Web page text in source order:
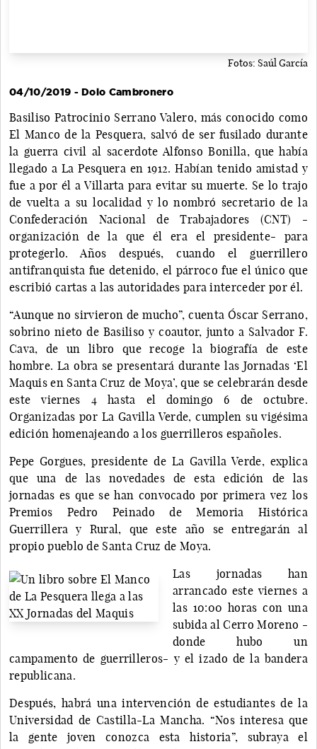
Fotos: Saúl García
04/10/2019 - Dolo Cambronero
Basiliso Patrocinio Serrano Valero, más conocido como
El Manco de la Pesquera, salvó de ser fusilado durante
la guerra civil al sacerdote Alfonso Bonilla, que había
llegado a La Pesquera en 1912. Habían tenido amistad y
fue a por él a Villarta para evitar su muerte. Se lo trajo
de vuelta a su localidad y lo nombró secretario de la
Confederación Nacional de Trabajadores (CNT) -
organización de la que él era el presidente- para
protegerlo. Años después, cuando el guerrillero
antifranquista fue detenido, el párroco fue el único que
escribió cartas a las autoridades para interceder por él.
“Aunque no sirvieron de mucho”, cuenta Óscar Serrano,
sobrino nieto de Basiliso y coautor, junto a Salvador F.
Cava, de un libro que recoge la biografía de este
hombre. La obra se presentará durante las Jornadas ‘El
Maquis en Santa Cruz de Moya’, que se celebrarán desde
este viernes 4 hasta el domingo 6 de octubre.
Organizadas por La Gavilla Verde, cumplen su vigésima
edición homenajeando a los guerrilleros españoles.
Pepe Gorgues, presidente de La Gavilla Verde, explica
que una de las novedades de esta edición de las
jornadas es que se han convocado por primera vez los
Premios Pedro Peinado de Memoria Histórica
Guerrillera y Rural, que este año se entregarán al
propio pueblo de Santa Cruz de Moya.
Las jornadas han
arrancado este viernes a
las 10:00 horas con una
subida al Cerro Moreno -
donde hubo un
campamento de guerrilleros- y el izado de la bandera
republicana.
Después, habrá una intervención de estudiantes de la
Universidad de Castilla-La Mancha. “Nos interesa que
la gente joven conozca esta historia”, subraya el